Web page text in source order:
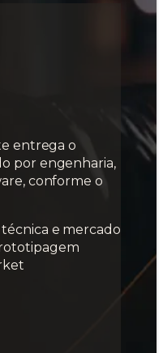
entrega o
por engenharia,
conforme o
e mercado